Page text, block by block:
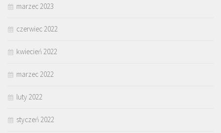
marzec 2023
czerwiec 2022
kwiecień 2022
marzec 2022
luty 2022
styczeń 2022